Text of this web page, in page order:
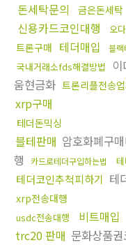
돈세탁문의
금은돈세탁
신용카드코인대행 오
트론구매 테더매입 블
국내거래소fds해결방법
움현금화 트론리플전송
xrp구매
테더돈믹싱
블테판매 암호화폐구
행
카드로테더구입하는법
테더코인추척피하기 테
xrp전송대행
usdc전송대행 비트매입
trc20 판매 문화상품